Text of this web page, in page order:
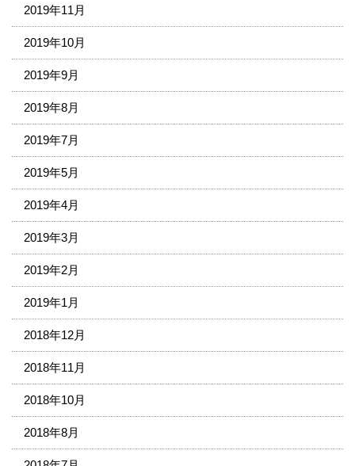
2019年11月
2019年10月
2019年9月
2019年8月
2019年7月
2019年5月
2019年4月
2019年3月
2019年2月
2019年1月
2018年12月
2018年11月
2018年10月
2018年8月